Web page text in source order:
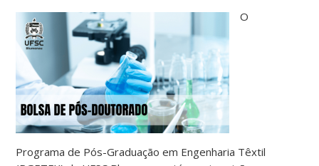
O
Programa de Pós-Graduação em Engenharia Têxtil